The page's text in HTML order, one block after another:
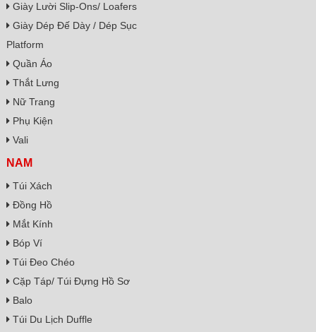
Giày Lười Slip-Ons/ Loafers
Giày Dép Đế Dày / Dép Sục
Platform
Quần Áo
Thắt Lưng
Nữ Trang
Phụ Kiện
Vali
NAM
Túi Xách
Đồng Hồ
Mắt Kính
Bóp Ví
Túi Đeo Chéo
Cặp Táp/ Túi Đựng Hồ Sơ
Balo
Túi Du Lịch Duffle